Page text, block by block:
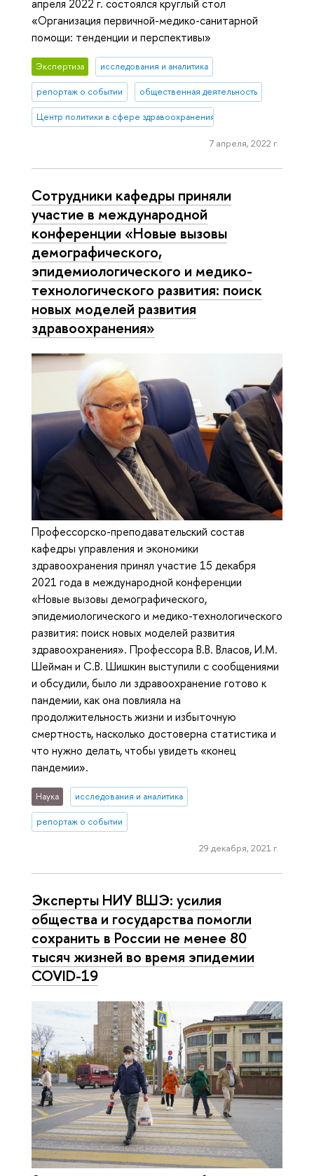
апреля 2022 г. состоялся круглый стол
«Организация первичной-медико-санитарной
помощи: тенденции и перспективы»
Экспертиза исследования и аналитика
репортаж о событии общественная деятельность
Центр политики в сфере здравоохранения
7 апреля, 2022 г.
Сотрудники кафедры приняли
участие в международной
конференции «Новые вызовы
демографического,
эпидемиологического и медико-
технологического развития: поиск
новых моделей развития
здравоохранения»
Профессорско-преподавательский состав
кафедры управления и экономики
здравоохранения принял участие 15 декабря
2021 года в международной конференции
«Новые вызовы демографического,
эпидемиологического и медико-технологического
развития: поиск новых моделей развития
здравоохранения». Профессора В.В. Власов, И.М.
Шейман и С.В. Шишкин выступили с сообщениями
и обсудили, было ли здравоохранение готово к
пандемии, как она повлияла на
продолжительность жизни и избыточную
смертность, насколько достоверна статистика и
что нужно делать, чтобы увидеть «конец
пандемии».
Наука исследования и аналитика
репортаж о событии
29 декабря, 2021 г.
Эксперты НИУ ВШЭ: усилия
общества и государства помогли
сохранить в России не менее 80
тысяч жизней во время эпидемии
COVID-19